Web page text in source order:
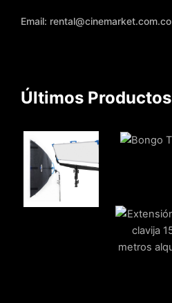
Email: rental@cinemarket.com.co
Últimos Productos